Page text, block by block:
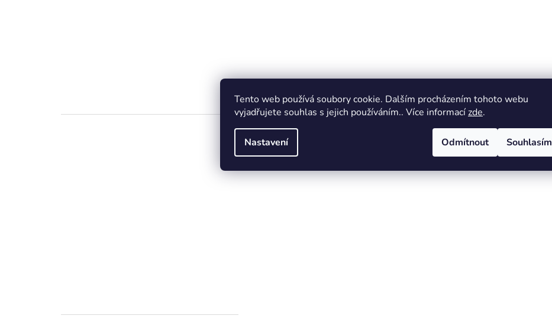
Tento web používá soubory cookie. Dalším procházením tohoto webu
vyjadřujete souhlas s jejich používáním.. Více informacízde.
Nastavení Odmítnout Souhlasím